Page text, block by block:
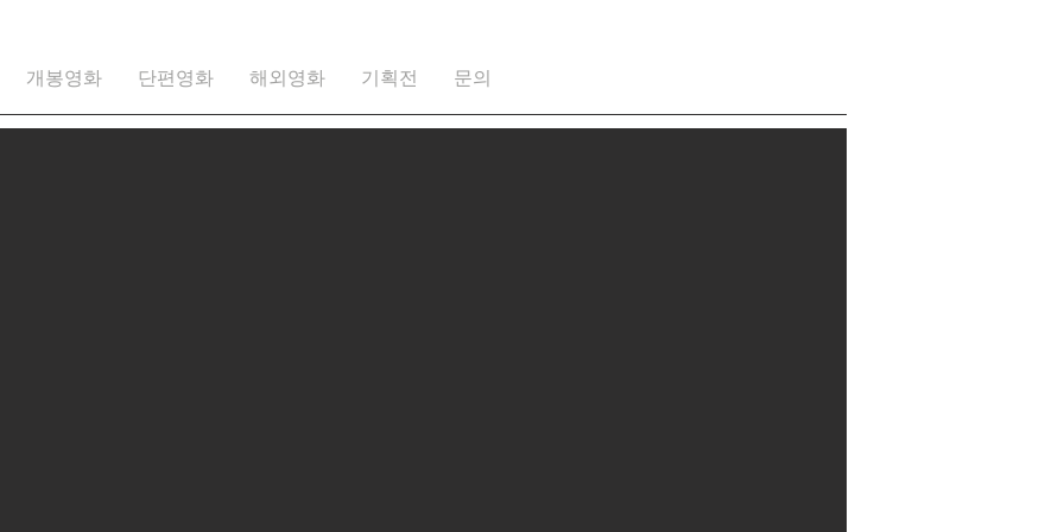
개봉영화 단편영화 해외영화 기획전 문의